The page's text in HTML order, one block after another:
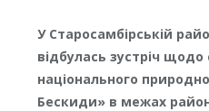
У Старосамбірській
відбулась зустріч щодо
національного
Бескиди» в межах